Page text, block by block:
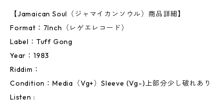
【Jamaican Soul（ジャマイカンソウル）商品詳細】
Format：7Inch（レゲエレコード）
Label：Tuff Gong
Year：1983
Riddim：
Condition：Media（Vg+）Sleeve (Vg-)上部分少し破れあり
Listen :